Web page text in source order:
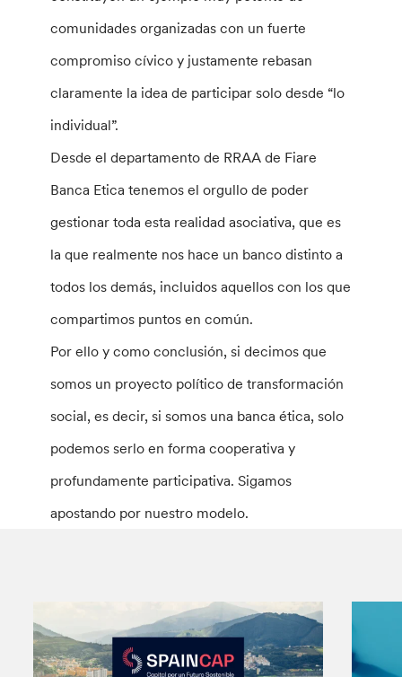
comunidades organizadas con un fuerte
compromiso cívico y justamente rebasan
claramente la idea de participar solo desde “lo
individual”.
Desde el departamento de RRAA de Fiare
Banca Etica tenemos el orgullo de poder
gestionar toda esta realidad asociativa, que es
la que realmente nos hace un banco distinto a
todos los demás, incluidos aquellos con los que
compartimos puntos en común.
Por ello y como conclusión, si decimos que
somos un proyecto político de transformación
social, es decir, si somos una banca ética, solo
podemos serlo en forma cooperativa y
profundamente participativa. Sigamos
apostando por nuestro modelo.